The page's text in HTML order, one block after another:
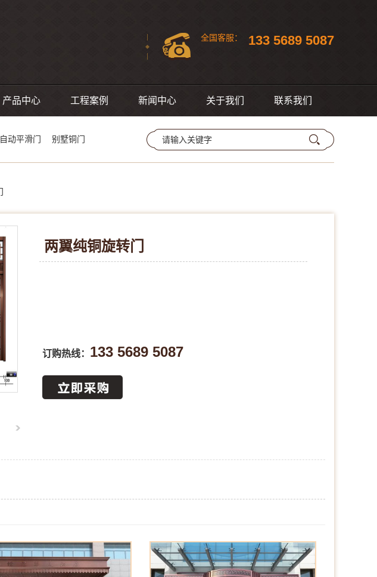
全国 客服： 133 5689 5087
产品中心 工程案例 新闻中心 关于我们 联系我们
自动平滑门 别墅铜门
两翼纯铜旋转门
订购热线： 133 5689 5087